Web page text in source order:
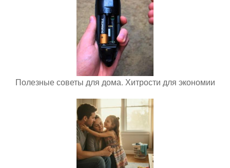
Полезные советы для дома. Хитрости для экономии